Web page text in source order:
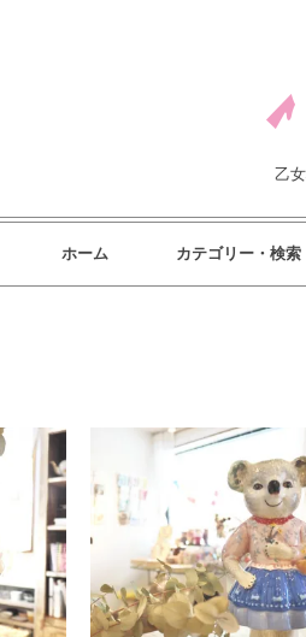
乙
ホーム カテゴリー・検索